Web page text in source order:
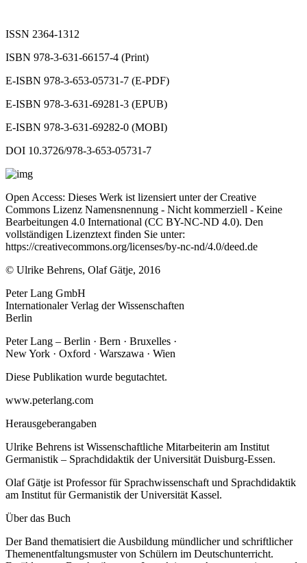
ISSN 2364-1312
ISBN 978-3-631-66157-4 (Print)
E-ISBN 978-3-653-05731-7 (E-PDF)
E-ISBN 978-3-631-69281-3 (EPUB)
E-ISBN 978-3-631-69282-0 (MOBI)
DOI 10.3726/978-3-653-05731-7
Open Access: Dieses Werk ist lizensiert unter der Creative
Commons Lizenz Namensnennung - Nicht kommerziell - Keine
Bearbeitungen 4.0 International (CC BY-NC-ND 4.0). Den
vollständigen Lizenztext finden Sie unter:
https://creativecommons.org/licenses/by-nc-nd/4.0/deed.de
© Ulrike Behrens, Olaf Gätje, 2016
Peter Lang GmbH
Internationaler Verlag der Wissenschaften
Berlin
Peter Lang – Berlin · Bern · Bruxelles ·
New York · Oxford · Warszawa · Wien
Diese Publikation wurde begutachtet.
www.peterlang.com
Herausgeberangaben
Ulrike Behrens ist Wissenschaftliche Mitarbeiterin am Institut
Germanistik – Sprachdidaktik der Universität Duisburg-Essen.
Olaf Gätje ist Professor für Sprachwissenschaft und Sprachdidaktik
am Institut für Germanistik der Universität Kassel.
Über das Buch
Der Band thematisiert die Ausbildung mündlicher und schriftlicher
Themenentfaltungsmuster von Schülern im Deutschunterricht.